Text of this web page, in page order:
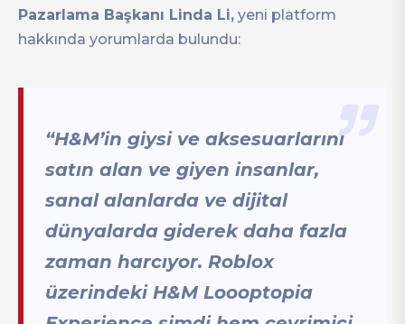
Pazarlama Başkanı Linda Li, yeni platform
hakkında yorumlarda bulundu:
“H&M’in giysi ve aksesuarlarını
satın alan ve giyen insanlar,
sanal alanlarda ve dijital
dünyalarda giderek daha fazla
zaman harcıyor. Roblox
üzerindeki H&M Loooptopia